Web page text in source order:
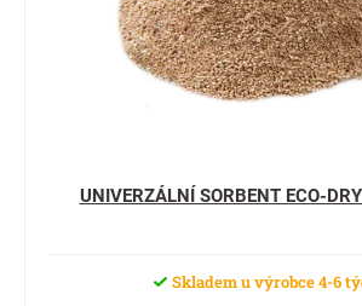
UNIVERZÁLNÍ SORBENT ECO-
Skladem u výrobce 4-6